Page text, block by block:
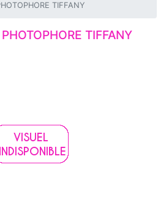
TIFFANY
TIFFANY